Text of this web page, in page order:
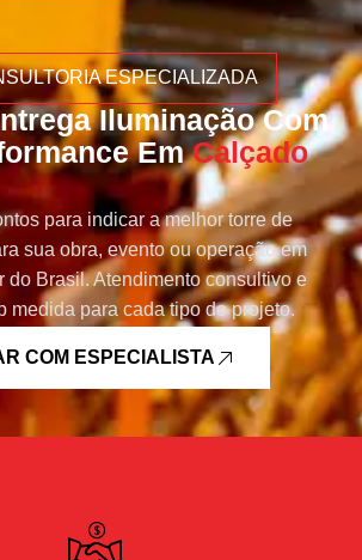
ESPECIALIZADA
Iluminação Com
EmCalçado
para indicar a melhor torre de
sua obra, evento ou operação em
do Brasil. Atendimento consultivo e
medida para cada tipo de projeto.
COM ESPECIALISTA